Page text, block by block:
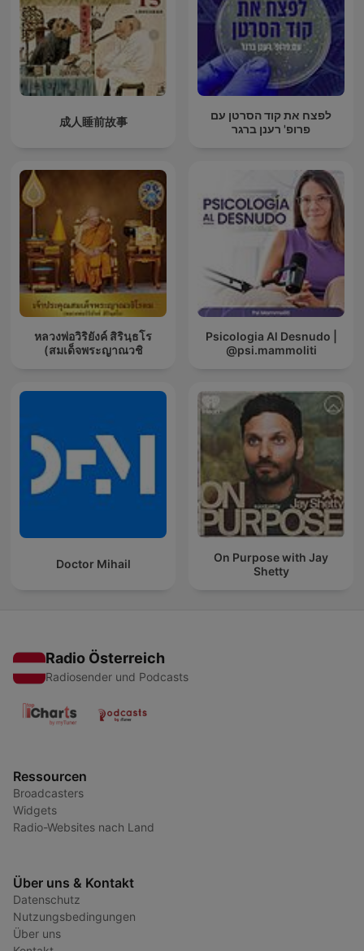
成人睡前故事
לפצח את קוד הסרטן עם
פרופ' רענן ברגר
หลวงพ่อวิริยังค์ สิรินฺธโร
(สมเด็จพระญาณวชิ
Psicologia Al Desnudo |
@psi.mammoliti
Doctor Mihail
On Purpose with Jay
Shetty
Radio Österreich
Radiosender und Podcasts
Ressourcen
Broadcasters
Widgets
Radio-Websites nach Land
Über uns & Kontakt
Datenschutz
Nutzungsbedingungen
Über uns